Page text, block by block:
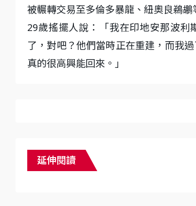
被輾轉交易至多倫多暴龍、紐奧良鵜鶘
29歲搖擺人說：「我在印地安那波
了，對吧？他們當時正在重建，而我
真的很高興能回來。」
延伸閱讀